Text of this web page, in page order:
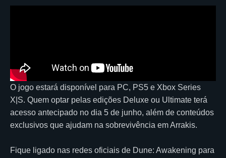
O jogo estará disponível para PC, PS5 e Xbox Series
X|S. Quem optar pelas edições Deluxe ou Ultimate terá
acesso antecipado no dia 5 de junho, além de conteúdos
exclusivos que ajudam na sobrevivência em Arrakis.
Fique ligado nas redes oficiais de Dune: Awakening para